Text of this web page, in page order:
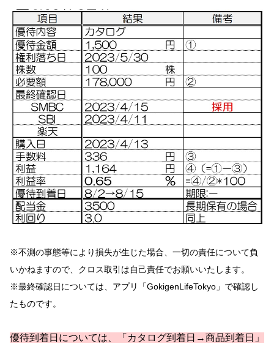
※不測の事態等により損失が生じた場合、 一切の責任について負
いかねますので、クロス取引は自己責任でお願いいたします。
※最終確認日については、アプリ「GokigenLifeTokyo」で確認し
たものです。
優待到着日については、「カタログ到着日→商品到着日」